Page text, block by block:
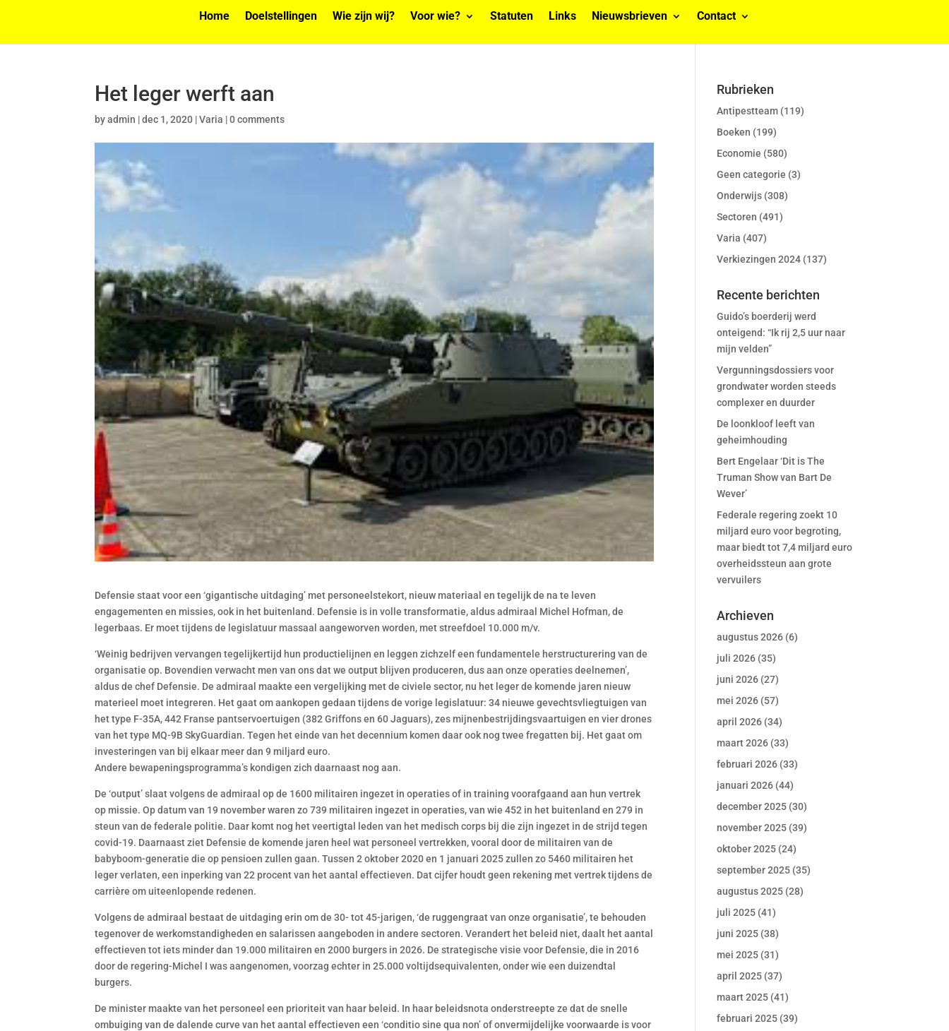
Home Doelstellingen Wie zijn wij? Voor wie? Statuten Links Nieuwsbrieven Contact
Het leger werft aan
byadmin |dec 1, 2020 |Varia |0 comments
Defensie staat voor een ‘gigantische uitdaging’ met personeelstekort, nieuw materiaal en tegelijk de na te leven
engagementen en missies, ook in het buitenland. Defensie is in volle transformatie, aldus admiraal Michel Hofman, de
legerbaas. Er moet tijdens de legislatuur massaal aangeworven worden, met streefdoel 10.000 m/v.
‘Weinig bedrijven vervangen tegelijkertijd hun productielijnen en leggen zichzelf een fundamentele herstructurering van de
organisatie op. Bovendien verwacht men van ons dat we output blijven produceren, dus aan onze operaties deelnemen’,
aldus de chef Defensie. De admiraal maakte een vergelijking met de civiele sector, nu het leger de komende jaren nieuw
materieel moet integreren. Het gaat om aankopen gedaan tijdens de vorige legislatuur: 34 nieuwe gevechtsvliegtuigen van
het type F-35A, 442 Franse pantservoertuigen (382 Griffons en 60 Jaguars), zes mijnenbestrijdingsvaartuigen en vier drones
van het type MQ-9B SkyGuardian. Tegen het einde van het decennium komen daar ook nog twee fregatten bij. Het gaat om
investeringen van bij elkaar meer dan 9 miljard euro.
Andere bewapeningsprogramma’s kondigen zich daarnaast nog aan.
De ‘output’ slaat volgens de admiraal op de 1600 militairen ingezet in operaties of in training voorafgaand aan hun vertrek
op missie. Op datum van 19 november waren zo 739 militairen ingezet in operaties, van wie 452 in het buitenland en 279 in
steun van de federale politie. Daar komt nog het veertigtal leden van het medisch corps bij die zijn ingezet in de strijd tegen
covid-19. Daarnaast ziet Defensie de komende jaren heel wat personeel vertrekken, vooral door de militairen van de
babyboom-generatie die op pensioen zullen gaan. Tussen 2 oktober 2020 en 1 januari 2025 zullen zo 5460 militairen het
leger verlaten, een inperking van 22 procent van het aantal effectieven. Dat cijfer houdt geen rekening met vertrek tijdens de
carrière om uiteenlopende redenen.
Volgens de admiraal bestaat de uitdaging erin om de 30- tot 45-jarigen, ‘de ruggengraat van onze organisatie’, te behouden
tegenover de werkomstandigheden en salarissen aangeboden in andere sectoren. Verandert het beleid niet, daalt het aantal
effectieven tot iets minder dan 19.000 militairen en 2000 burgers in 2026. De strategische visie voor Defensie, die in 2016
door de regering-Michel I was aangenomen, voorzag echter in 25.000 voltijdsequivalenten, onder wie een duizendtal
burgers.
De minister maakte van het personeel een prioriteit van haar beleid. In haar beleidsnota onderstreepte ze dat de snelle
ombuiging van de dalende curve van het aantal effectieven een ‘conditio sine qua non’ of onvermijdelijke voorwaarde is voor
Rubrieken
Antipestteam (119)
Boeken (199)
Economie (580)
Geen categorie (3)
Onderwijs (308)
Sectoren (491)
Varia (407)
Verkiezingen 2024 (137)
Recente berichten
Guido’s boerderij werd
onteigend: “Ik rij 2,5 uur naar
mijn velden”
Vergunningsdossiers voor
grondwater worden steeds
complexer en duurder
De loonkloof leeft van
geheimhouding
Bert Engelaar ‘Dit is The
Truman Show van Bart De
Wever’
Federale regering zoekt 10
miljard euro voor begroting,
maar biedt tot 7,4 miljard euro
overheidssteun aan grote
vervuilers
Archieven
augustus 2026 (6)
juli 2026 (35)
juni 2026 (27)
mei 2026 (57)
april 2026 (34)
maart 2026 (33)
februari 2026 (33)
januari 2026 (44)
december 2025 (30)
november 2025 (39)
oktober 2025 (24)
september 2025 (35)
augustus 2025 (28)
juli 2025 (41)
juni 2025 (38)
mei 2025 (31)
april 2025 (37)
maart 2025 (41)
februari 2025 (39)